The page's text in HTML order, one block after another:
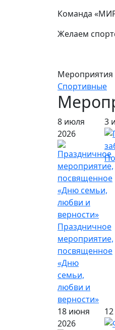
Команда
Желаем
Спортивные
8 июля
2026
Праздничное
мероприятие,
посвященное
«Дню
семьи,
любви и
верности»
3
18 июня
2026